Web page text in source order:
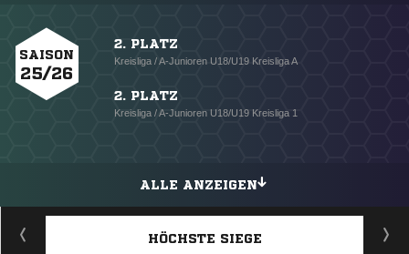
SAISON
25/26
2. PLATZ
Kreisliga / A-Junioren U18/U19 Kreisliga A
2. PLATZ
Kreisliga / A-Junioren U18/U19 Kreisliga 1
ALLE ANZEIGEN
HÖCHSTE SIEGE